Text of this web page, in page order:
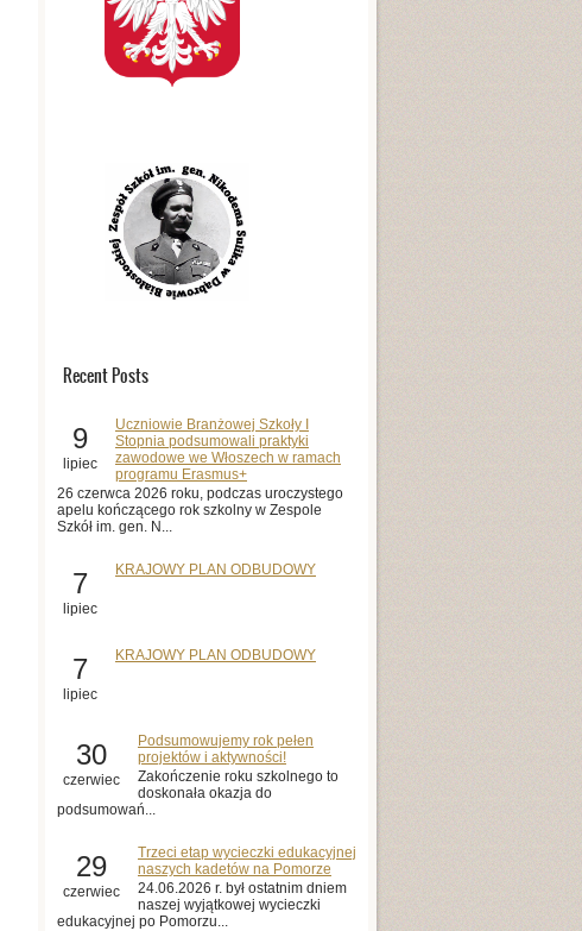
Recent Posts
9
lipiec
Uczniowie Branżowej Szkoły I
Stopnia podsumowali praktyki
zawodowe we Włoszech w ramach
programu Erasmus+
26 czerwca 2026 roku, podczas uroczystego
apelu kończącego rok szkolny w Zespole
Szkół im. gen. N...
7
lipiec
KRAJOWY PLAN ODBUDOWY
7
lipiec
KRAJOWY PLAN ODBUDOWY
30
czerwiec
Podsumowujemy rok pełen
projektów i aktywności!
Zakończenie roku szkolnego to
doskonała okazja do
podsumowań...
29
czerwiec
Trzeci etap wycieczki edukacyjnej
naszych kadetów na Pomorze
24.06.2026 r. był ostatnim dniem
naszej wyjątkowej wycieczki
edukacyjnej po Pomorzu...